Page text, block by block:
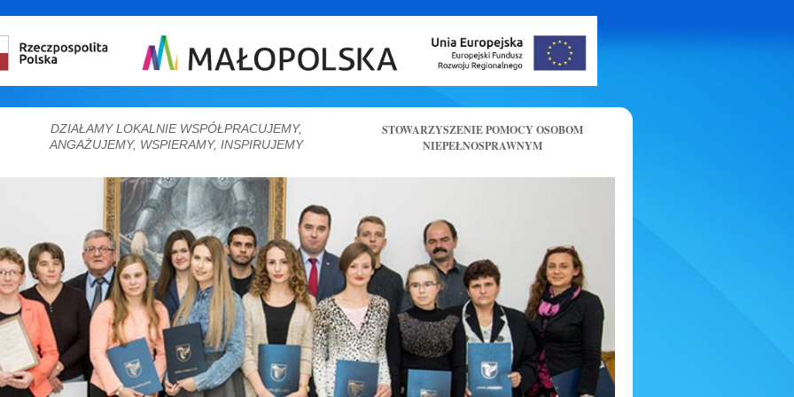
STOWARZYSZENIE POMOCY OSOBOM
NIEPEŁNOSPRAWNYM
DZIAŁAMY LOKALNIE WSPÓŁPRACUJEMY,
ANGAŻUJEMY, WSPIERAMY, INSPIRUJEMY